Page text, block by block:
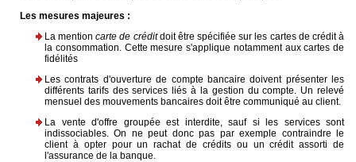
Les mesures majeures :
La mentioncarte de créditdoit être spécifiée sur les cartes de crédit à
la consommation. Cette mesure s'applique notamment aux cartes de
fidélités
Les contrats d'ouverture de compte bancaire doivent présenter les
différents tarifs des services liés à la gestion du compte. Un relevé
mensuel des mouvements bancaires doit être communiqué au client.
La vente d'offre groupée est interdite, sauf si les services sont
indissociables. On ne peut donc pas par exemple contraindre le
client à opter pour un rachat de crédits ou un crédit assorti de
l'assurance de la banque.